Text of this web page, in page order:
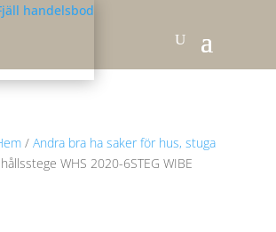
/ Andra bra ha saker för hus, stuga
WHS 2020-6STEG WIBE